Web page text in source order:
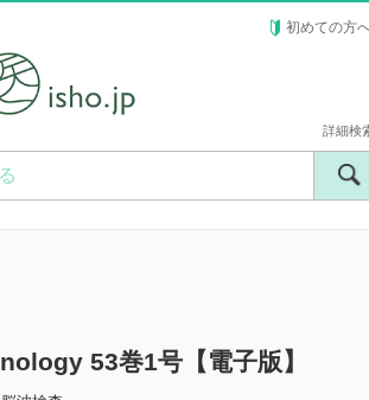
初めての方
詳細検
53巻1号【電子版】